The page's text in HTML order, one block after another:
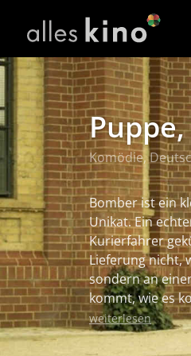
Komödie,
Bomber ist ein
Unikat. Ein
Kurierfahrer
Lieferung nicht,
sondern an
kommt, wie es
seine Fahrt
Pariser Kiosk.
weiterlesen